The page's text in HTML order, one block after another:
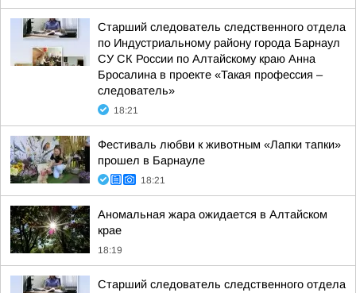
Старший следователь следственного отдела
по Индустриальному району города Барнаул
СУ СК России по Алтайскому краю Анна
Бросалина в проекте «Такая профессия –
следователь»
18:21
Фестиваль любви к животным «Лапки тапки»
прошел в Барнауле
18:21
Аномальная жара ожидается в Алтайском
крае
18:19
Старший следователь следственного отдела